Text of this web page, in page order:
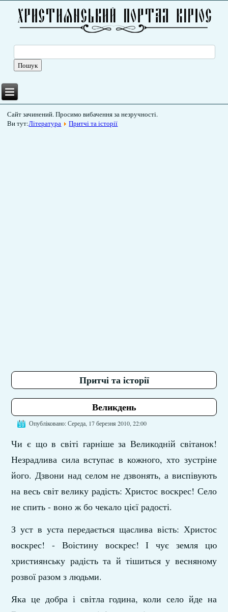
Сайт зачинений. Просимо вибачення за незручності.
Ви тут:Література Притчі та історії
Притчі та історії
Великдень
Опубліковано: Середа, 17 березня 2010, 22:00
Чи є що в світі гарніше за Великодній світанок!
Незрадлива сила вступає в кожного, хто зустріне
його. Дзвони над селом не дзвонять, а виспівують
на весь світ велику радість: Христос воскрес! Село
не спить - воно ж бо чекало цієї радості.
З уст в уста передається щаслива вість: Христос
воскрес! - Воістину вос­крес! І чує земля цю
християнську радість та й тішиться у весняному
розвої разом з людьми.
Яка це добра і світла година, коли село йде на